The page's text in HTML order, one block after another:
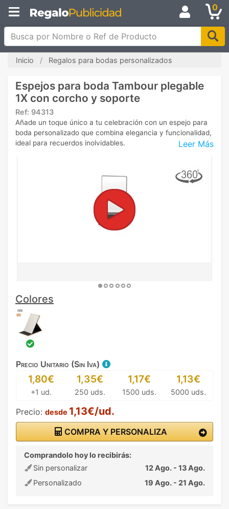
0
Busca por Nombre o Ref de Producto
Inicio Regalos para bodas personalizados
Espejos para boda Tambour plegable
1X con corcho y soporte
Ref: 94313
Leer Más
Añade un toque único a tu celebración con un espejo para
boda personalizado que combina elegancia y funcionalidad,
ideal para recuerdos inolvidables.
Colores
Precio Unitario (Sin Iva)
1,80€
+1 ud.
1,35€
250 uds.
1,17€
1500 uds.
1,13€
5000 uds.
Precio: desde 1,13€/ud.
COMPRA Y PERSONALIZA
Comprandolo hoy lo recibirás:
Sin personalizar
12 Ago. - 13 Ago.
Personalizado
19 Ago. - 21 Ago.